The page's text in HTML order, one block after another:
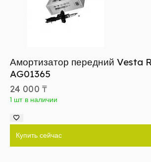
Амортизатор передний Vesta
AG01365
24 000 ₸
1 шт в наличии
Купить сейчас